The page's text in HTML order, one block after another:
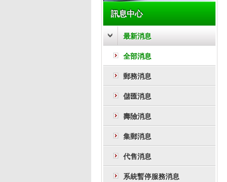
訊息中心
最新消息
全部消息
郵務消息
儲匯消息
壽險消息
集郵消息
代售消息
系統暫停服務消息